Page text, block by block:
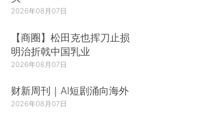
2026年08月07日
【商圈】松田克也挥刀止损
明治折戟中国乳业
2026年08月07日
财新周刊｜AI短剧涌向海外
2026年08月07日